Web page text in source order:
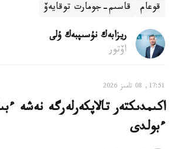
قوعام قاسىم-جومارت توقايەۆ
ريزابەك نۇسىپبەك ۇلى
اۆتور
17:51, 08 تامىز 2026
اكىمدىكتەر تالاپكەرلەرگە نەشە
ءبولدى